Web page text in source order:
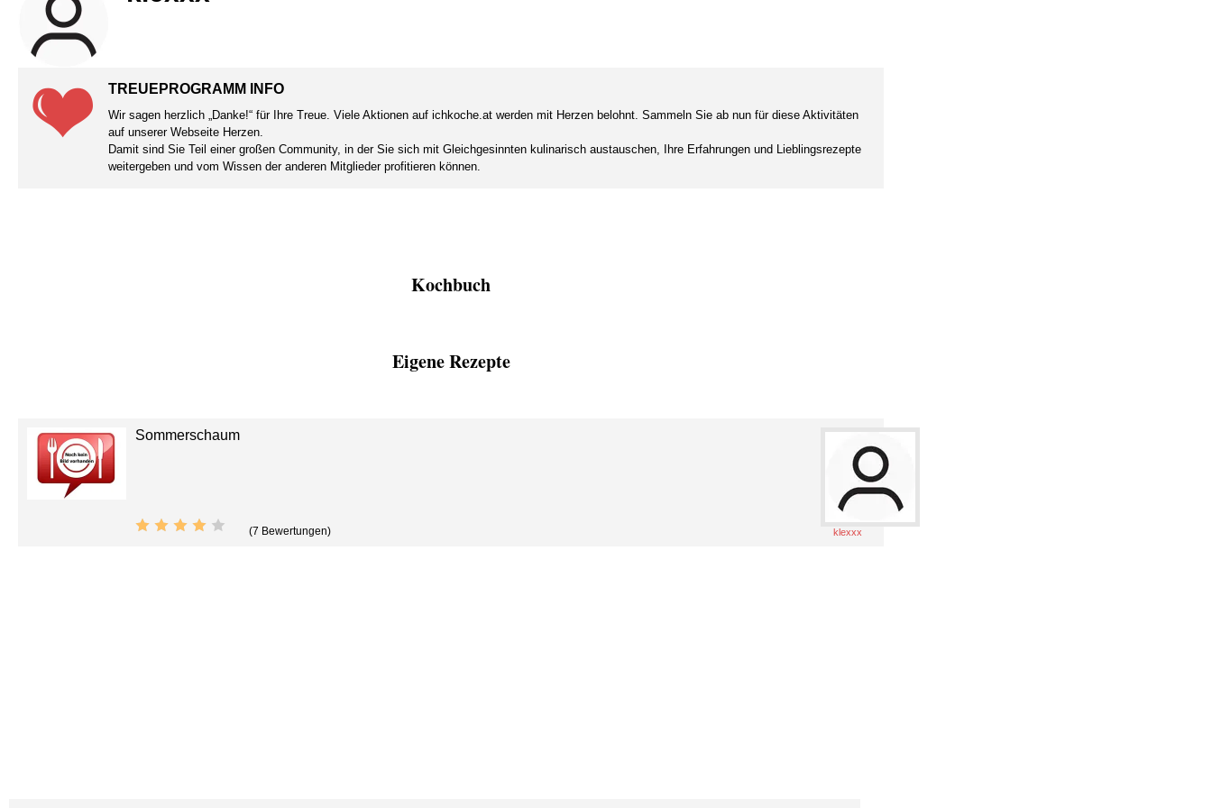
TREUEPROGRAMM INFO
Wir sagen herzlich „Danke!“ für Ihre Treue. Viele Aktionen auf ichkoche.at werden mit Herzen belohnt. Sammeln Sie ab nun für diese Aktivitäten
auf unserer Webseite Herzen.
Damit sind Sie Teil einer großen Community, in der Sie sich mit Gleichgesinnten kulinarisch austauschen, Ihre Erfahrungen und Lieblingsrezepte
weitergeben und vom Wissen der anderen Mitglieder profitieren können.
Kochbuch
Eigene Rezepte
klexxx
Sommerschaum
(7 Bewertungen)